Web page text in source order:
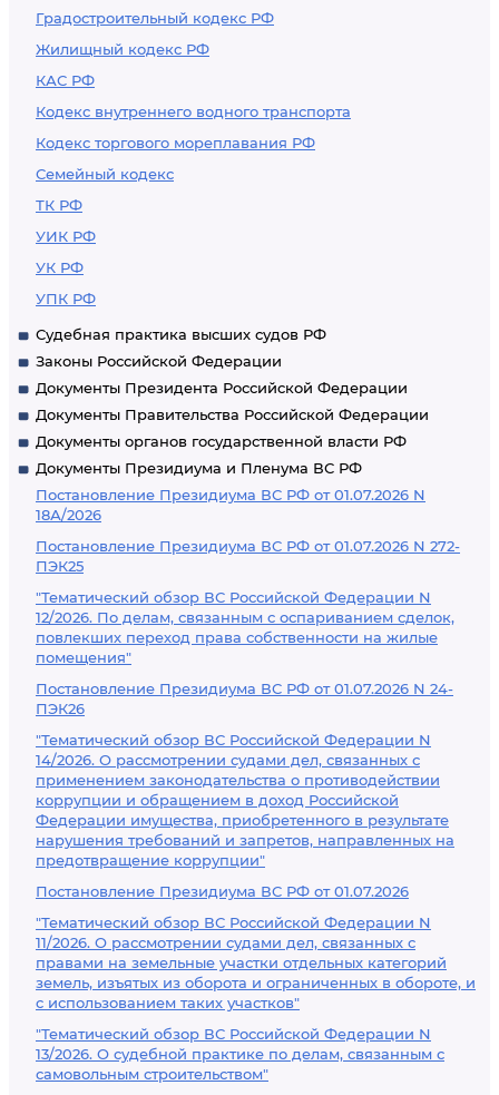
Градостроительный кодекс РФ
Жилищный кодекс РФ
КАС РФ
Кодекс внутреннего водного транспорта
Кодекс торгового мореплавания РФ
Семейный кодекс
ТК РФ
УИК РФ
УК РФ
УПК РФ
Судебная практика высших судов РФ
Законы Российской Федерации
Документы Президента Российской Федерации
Документы Правительства Российской Федерации
Документы органов государственной власти РФ
Документы Президиума и Пленума ВС РФ
Постановление Президиума ВС РФ от 01.07.2026 N
18А/2026
Постановление Президиума ВС РФ от 01.07.2026 N 272-
ПЭК25
"Тематический обзор ВС Российской Федерации N
12/2026. По делам, связанным с оспариванием сделок,
повлекших переход права собственности на жилые
помещения"
Постановление Президиума ВС РФ от 01.07.2026 N 24-
ПЭК26
"Тематический обзор ВС Российской Федерации N
14/2026. О рассмотрении судами дел, связанных с
применением законодательства о противодействии
коррупции и обращением в доход Российской
Федерации имущества, приобретенного в результате
нарушения требований и запретов, направленных на
предотвращение коррупции"
Постановление Президиума ВС РФ от 01.07.2026
"Тематический обзор ВС Российской Федерации N
11/2026. О рассмотрении судами дел, связанных с
правами на земельные участки отдельных категорий
земель, изъятых из оборота и ограниченных в обороте, и
с использованием таких участков"
"Тематический обзор ВС Российской Федерации N
13/2026. О судебной практике по делам, связанным с
самовольным строительством"